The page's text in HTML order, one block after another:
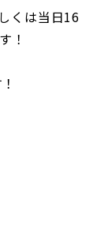
くは当日16
！